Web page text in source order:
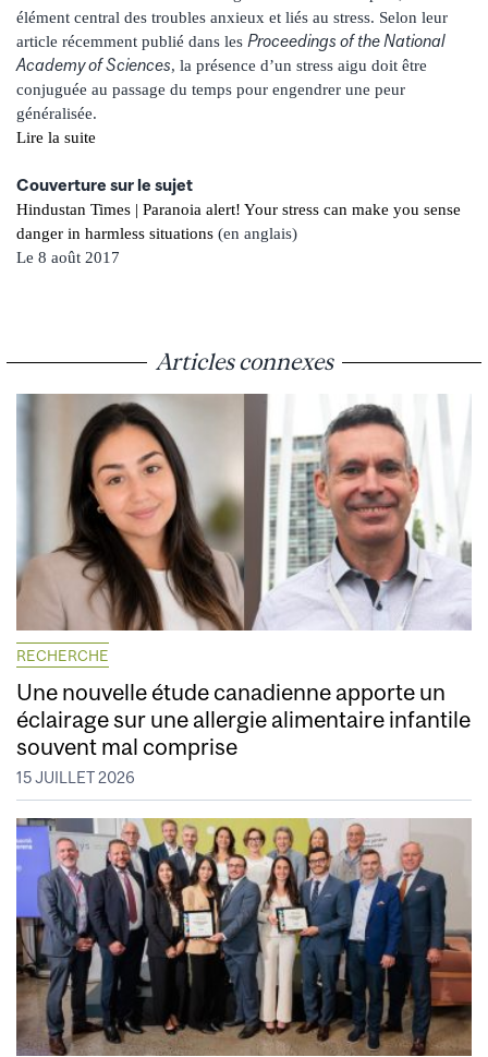
élément central des troubles anxieux et liés au stress. Selon leur
article récemment publié dans les Proceedings of the National
Academy of Sciences, la présence d’un stress aigu doit être
conjuguée au passage du temps pour engendrer une peur
généralisée.
Lire la suite
Couverture sur le sujet
Hindustan Times | Paranoia alert! Your stress can make you sense
danger in harmless situations (en anglais)
Le 8 août 2017
Articles connexes
RECHERCHE
Une nouvelle étude canadienne apporte un
éclairage sur une allergie alimentaire infantile
souvent mal comprise
15 JUILLET 2026